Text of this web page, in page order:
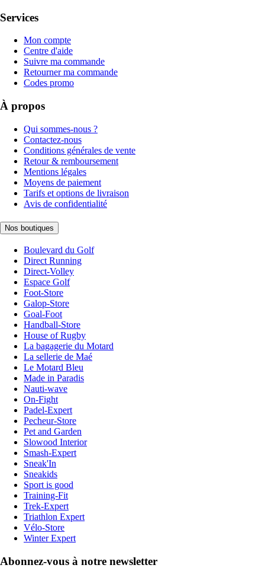
Services
Mon compte
Centre d'aide
Suivre ma commande
Retourner ma commande
Codes promo
À propos
Qui sommes-nous ?
Contactez-nous
Conditions générales de vente
Retour & remboursement
Mentions légales
Moyens de paiement
Tarifs et options de livraison
Avis de confidentialité
Nos boutiques
Boulevard du Golf
Direct Running
Direct-Volley
Espace Golf
Foot-Store
Galop-Store
Goal-Foot
Handball-Store
House of Rugby
La bagagerie du Motard
La sellerie de Maé
Le Motard Bleu
Made in Paradis
Nauti-wave
On-Fight
Padel-Expert
Pecheur-Store
Pet and Garden
Slowood Interior
Smash-Expert
Sneak'In
Sneakids
Sport is good
Training-Fit
Trek-Expert
Triathlon Expert
Vélo-Store
Winter Expert
Abonnez-vous à notre newsletter